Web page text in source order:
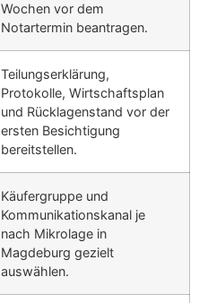
Wochen vor dem
Notartermin beantragen.
Teilungserklärung,
Protokolle, Wirtschaftsplan
und Rücklagenstand vor der
ersten Besichtigung
bereitstellen.
Käufergruppe und
Kommunikationskanal je
nach Mikrolage in
Magdeburg gezielt
auswählen.